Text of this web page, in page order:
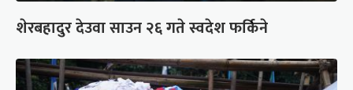
शेरबहादुर देउवा साउन २६ गते स्वदेश फर्किने